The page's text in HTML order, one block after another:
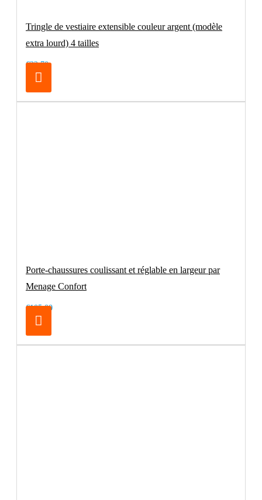
Tringle de vestiaire extensible couleur argent (modèle
extra lourd) 4 tailles
€32.70
Porte-chaussures coulissant et réglable en largeur par
Menage Confort
€105.00